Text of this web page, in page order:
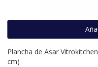
Plancha de Asar
cm)